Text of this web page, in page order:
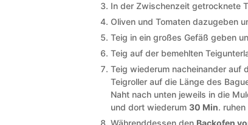
In der Zwischenzeit getrocknete
Oliven und Tomaten dazugeben
Teig in ein großes Gefäß geben
Teig auf der bemehlten
Teig wiederum nacheinander auf
Teigroller auf die Länge des
Naht nach unten jeweils in die
und dort wiederum 30 Min.